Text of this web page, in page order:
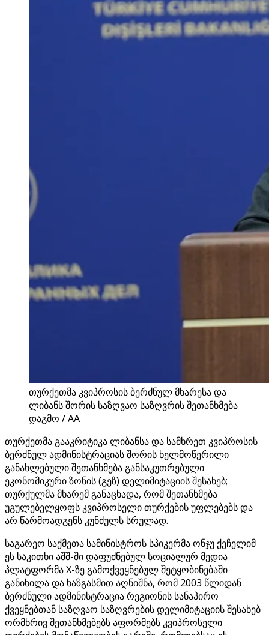
თურქეთმა კვიპროსის ბერძნულ მხარესა და
ლიბანს შორის საზღვაო საზღვრის შეთანხმება
დაგმო / AA
თურქეთმა გააკრიტიკა ლიბანსა და სამხრეთ კვიპროსის
ბერძნულ ადმინისტრაციას შორის ხელმოწერილი
განახლებული შეთანხმება განსაკუთრებული
ეკონომიკური ზონის (გეზ) დელიმიტაციის შესახებ;
თურქულმა მხარემ განაცხადა, რომ შეთანხმება
უგულებელყოფს კვიპროსელი თურქების უფლებებს და
არ წარმოადგენს კუნძულს სრულად.
საგარეო საქმეთა სამინისტროს სპიკერმა ონჯუ ქეჩელიმ
ეს საკითხი აშშ-ში დაფუძნებულ სოციალურ მედია
პლატფორმა X-ზე გამოქვეყნებულ შეტყობინებაში
განიხილა და ხაზგასმით აღნიშნა, რომ 2003 წლიდან
ბერძნული ადმინისტრაცია რეგიონის სანაპირო
ქვეყნებთან საზღვაო საზღვრების დელიმიტაციის შესახებ
ორმხრივ შეთანხმებებს აფორმებს კვიპროსელი